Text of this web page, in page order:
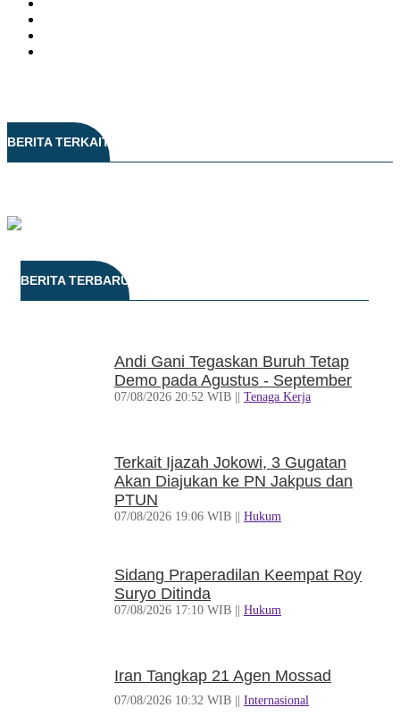
BERITA TERKAIT
BERITA TERBARU
Andi Gani Tegaskan Buruh Tetap
Demo pada Agustus - September
07/08/2026 20:52 WIB || Tenaga Kerja
Terkait Ijazah Jokowi, 3 Gugatan
Akan Diajukan ke PN Jakpus dan
PTUN
07/08/2026 19:06 WIB || Hukum
Sidang Praperadilan Keempat Roy
Suryo Ditinda
07/08/2026 17:10 WIB || Hukum
Iran Tangkap 21 Agen Mossad
07/08/2026 10:32 WIB || Internasional